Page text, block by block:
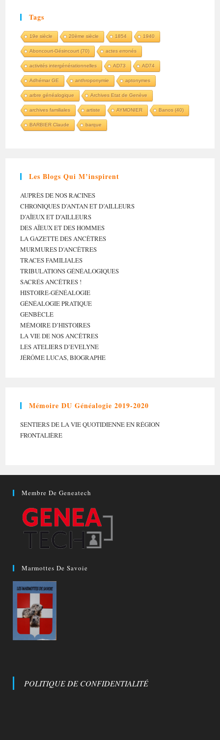
Tags
19e siècle 20ème siècle 1854 1940
Aboncourt-Gésincourt (70) actes erronés
activités intergénérationnelles AD73 AD74
Adhémar GE anthroponymie aptonymes
arbre généalogique Archives Etat de Genève
archives familiales artiste AYMONIER Banos (40)
BARBIER Claude barque
Les Blogs Qui M’inspirent
AUPRÈS DE NOS RACINES
CHRONIQUES D’ANTAN ET D’AILLEURS
D’AÏEUX ET D’AILLEURS
DES AÏEUX ET DES HOMMES
LA GAZETTE DES ANCÊTRES
MURMURES D’ANCÊTRES
TRACES FAMILIALES
TRIBULATIONS GÉNÉALOGIQUES
SACRÉS ANCÊTRES !
HISTOIRE-GÉNÉALOGIE
GÉNÉALOGIE PRATIQUE
GENBÈCLE
MÉMOIRE D’HISTOIRES
LA VIE DE NOS ANCÊTRES
LES ATELIERS D’EVELYNE
JÉRÔME LUCAS, BIOGRAPHE
Mémoire DU Généalogie 2019-2020
SENTIERS DE LA VIE QUOTIDIENNE EN RÉGION
FRONTALIÈRE
Membre De Geneatech
Marmottes De Savoie
POLITIQUE DE CONFIDENTIALITÉ